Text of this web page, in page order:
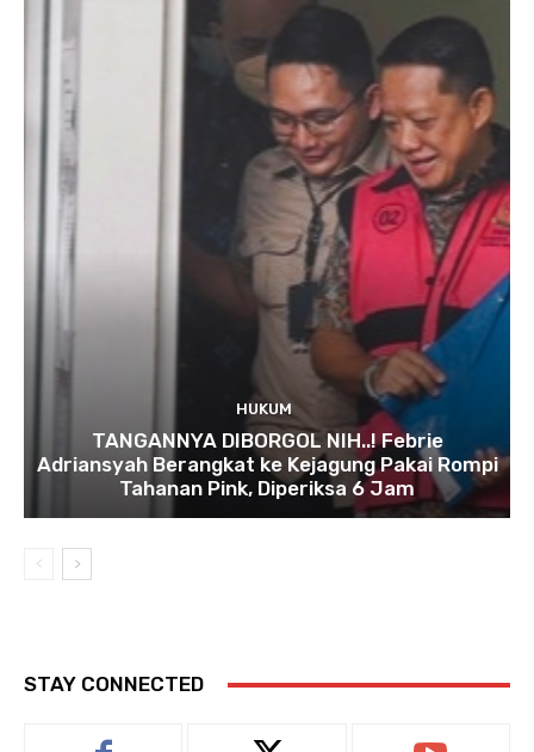
HUKUM
TANGANNYA DIBORGOL NIH..! Febrie
Adriansyah Berangkat ke Kejagung Pakai Rompi
Tahanan Pink, Diperiksa 6 Jam
STAY CONNECTED